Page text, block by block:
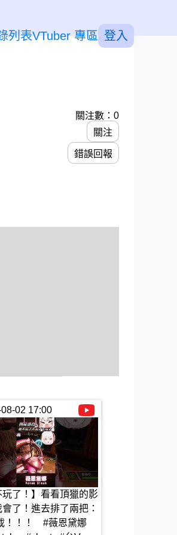
列表VTuber 專區 登入
關注數：0
關注
錯誤回報
02 17:00
玩了！】看看頂獵的影
會了！進去排了兩把：
！！！ #薇恩黛娜